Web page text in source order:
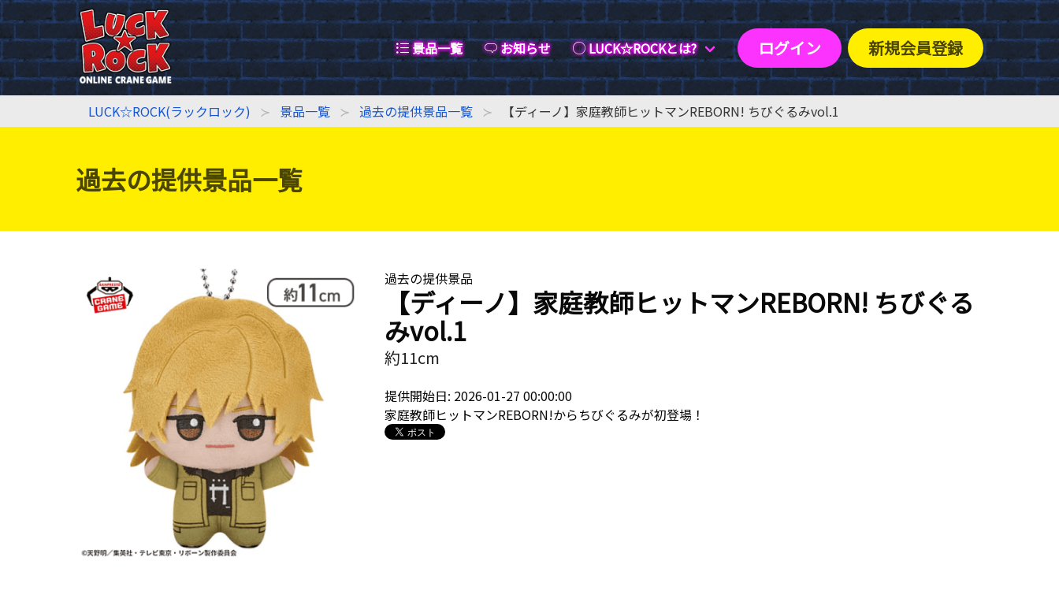
景品一覧 お知らせ LUCK☆ROCKとは? ログイン 新規会員登録
LUCK☆ROCK(ラックロック) 景品一覧 過去の提供景品一覧 【ディーノ】家庭教師ヒットマンREBORN! ちびぐるみvol.1
過去の提供景品一覧
過去の提供景品
【ディーノ】家庭教師ヒットマンREBORN! ちびぐる
みvol.1
約11cm
提供開始日: 2026-01-27 00:00:00
家庭教師ヒットマンREBORN!からちびぐるみが初登場！